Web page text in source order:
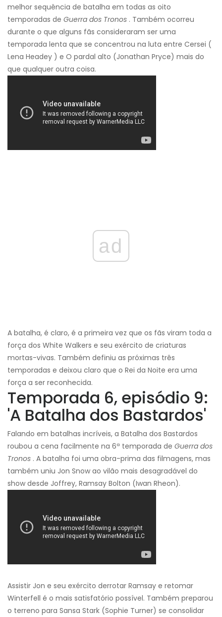
melhor sequência de batalha em todas as oito
temporadas de Guerra dos Tronos . Também ocorreu
durante o que alguns fãs consideraram ser uma
temporada lenta que se concentrou na luta entre Cersei (
Lena Headey ) e O pardal alto (Jonathan Pryce) mais do
que qualquer outra coisa.
ad
A batalha, é claro, é a primeira vez que os fãs viram toda a
força dos White Walkers e seu exército de criaturas
mortas-vivas. Também definiu as próximas três
temporadas e deixou claro que o Rei da Noite era uma
força a ser reconhecida.
Temporada 6, episódio 9:
'A Batalha dos Bastardos'
Falando em batalhas incríveis, a Batalha dos Bastardos
roubou a cena facilmente na 6ª temporada de Guerra dos
Tronos . A batalha foi uma obra-prima das filmagens, mas
também uniu Jon Snow ao vilão mais desagradável do
show desde Joffrey, Ramsay Bolton (Iwan Rheon).
Assistir Jon e seu exército derrotar Ramsay e retomar
Winterfell é o mais satisfatório possível. Também preparou
o terreno para Sansa Stark (Sophie Turner) se consolidar